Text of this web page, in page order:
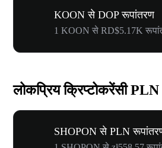
KOON से DOP रूपांतरण
1 KOON से RD$5.17K
लोकप्रिय क्रिप्टोकरेंसी PLN
SHOPON से PLN